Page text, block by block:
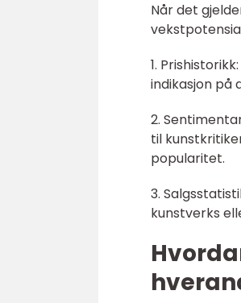
Når det
1.
indikasjon på
2.
til
popularitet.
3.
kunstverks